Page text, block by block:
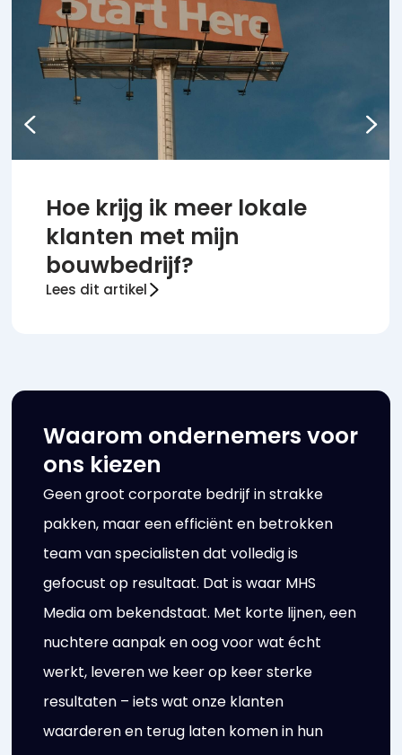
Hoe krijg ik meer lokale
klanten met mijn
bouwbedrijf?
Lees dit artikel
Waarom ondernemers voor
ons kiezen
Geen groot corporate bedrijf in strakke
pakken, maar een efficiënt en betrokken
team van specialisten dat volledig is
gefocust op resultaat. Dat is waar MHS
Media om bekendstaat. Met korte lijnen, een
nuchtere aanpak en oog voor wat écht
werkt, leveren we keer op keer sterke
resultaten – iets wat onze klanten
waarderen en terug laten komen in hun